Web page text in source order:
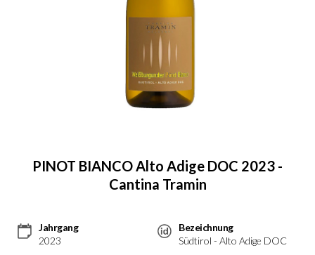
PINOT BIANCO Alto Adige DOC 2023 -
Cantina Tramin
Jahrgang
2023
Bezeichnung
Südtirol - Alto Adige DOC